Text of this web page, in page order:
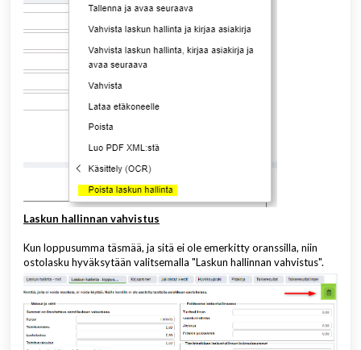
Laskun hallinnan vahvistus
Kun loppusumma täsmää, ja sitä ei ole emerkitty oranssilla, niin
ostolasku hyväksytään valitsemalla "Laskun hallinnan vahvistus".